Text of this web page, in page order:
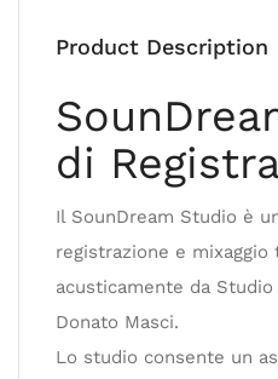
Product Description
di
Il SounDream Studio è
registrazione e
acusticamente da
Donato Masci.
Lo studio consente un